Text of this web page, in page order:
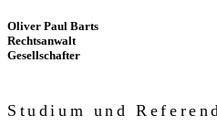
Oliver Paul Barts
Rechtsanwalt
Gesellschafter
Studium und